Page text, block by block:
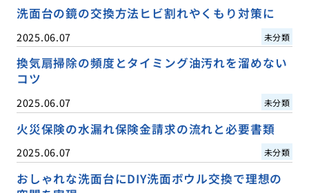
洗面台の鏡の交換方法ヒビ割れやくもり対策に
2025.06.07 未分類
換気扇掃除の頻度とタイミング油汚れを溜めない
コツ
2025.06.07 未分類
火災保険の水漏れ保険金請求の流れと必要書類
2025.06.07 未分類
おしゃれな洗面台にDIY洗面ボウル交換で理想の